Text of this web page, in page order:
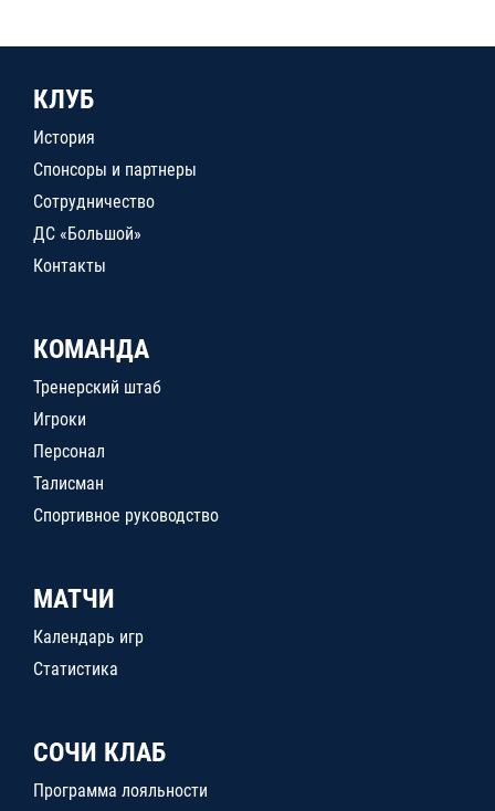
КЛУБ
История
Спонсоры и партнеры
Сотрудничество
ДС «Большой»
Контакты
КОМАНДА
Тренерский штаб
Игроки
Персонал
Талисман
Спортивное руководство
МАТЧИ
Календарь игр
Статистика
СОЧИ КЛАБ
Программа лояльности